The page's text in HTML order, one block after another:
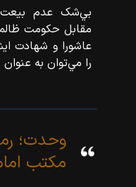
بي‌شک عدم
مقابل حکومت
عاشورا و شهادت
را مي‌توان به
وحدت؛
مکتب